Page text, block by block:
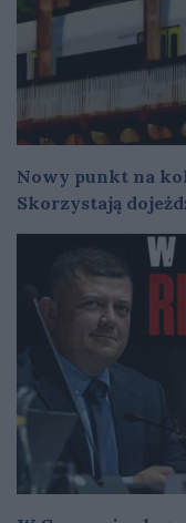
Nowy punkt na
Skorzystają